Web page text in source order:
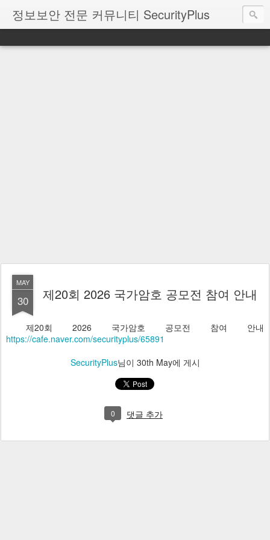
정보보안 전문 커뮤니티 SecurityPlus
MAY
30 제20회 2026 국가암호 공모전 참여 안내
제20회 2026 국가암호 공모전 참여 안내
https://cafe.naver.com/securityplus/65891
SecurityPlus님이 30th May에 게시
0 댓글 추가